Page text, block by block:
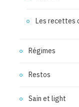
Les recettes
Régimes
Restos
Sain et light